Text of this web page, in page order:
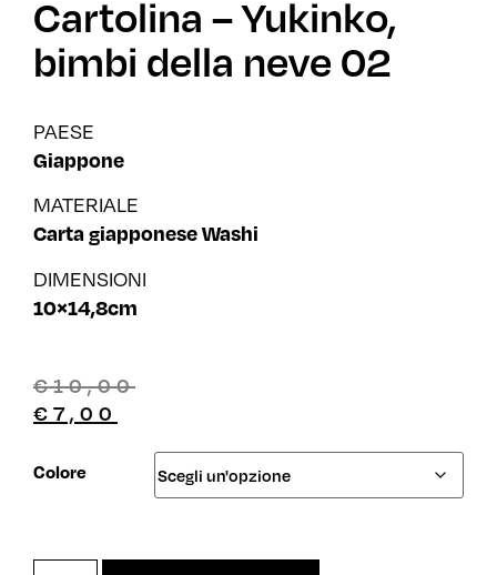
Cartolina – Yukinko,
bimbi della neve 02
PAESE
Giappone
MATERIALE
Carta giapponese Washi
DIMENSIONI
10×14,8cm
€10,00
€ 7,00
Colore